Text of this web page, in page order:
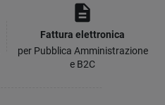
description
Fattura elettronica
per Pubblica Amministrazione
e B2C